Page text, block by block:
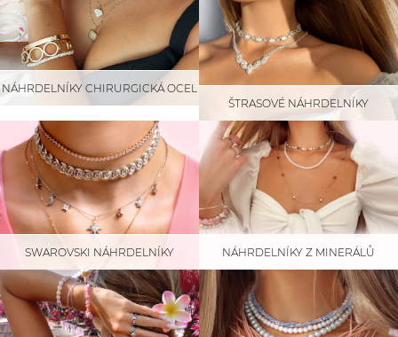
NÁHRDELNÍKY CHIRURGICKÁ OCEL
ŠTRASOVÉ NÁHRDELNÍKY
SWAROVSKI NÁHRDELNÍKY NÁHRDELNÍKY Z MINERÁLŮ